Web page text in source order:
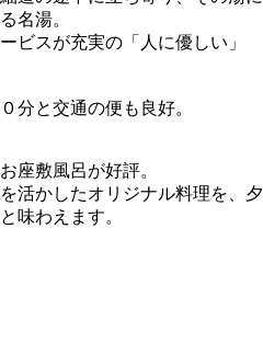
名湯。
ビスが充実の「人に優しい」
分と交通の便も良好。
座敷風呂が好評。
活かしたオリジナル料理を、夕
味わえます。